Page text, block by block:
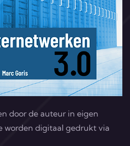
door de auteur in eigen
worden digitaal gedrukt via